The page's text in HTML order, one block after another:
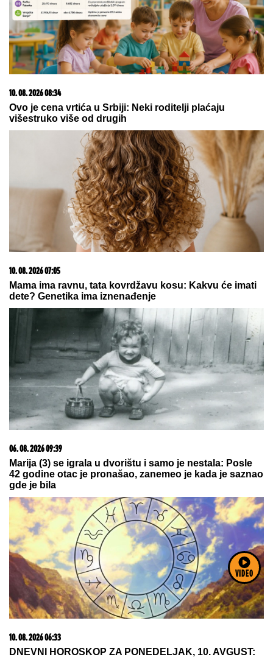
VIDEO
25.000 kupaca već kupuje uz PerSu Extra. A ti? Saznaj
Penzioner sakuplja ono što svi bacaju i svakog
vikenda zaradi do 80 evra
10. 08. 2026 08:34
Ovo je cena vrtića u Srbiji: Neki roditelji plaćaju
višestruko više od drugih